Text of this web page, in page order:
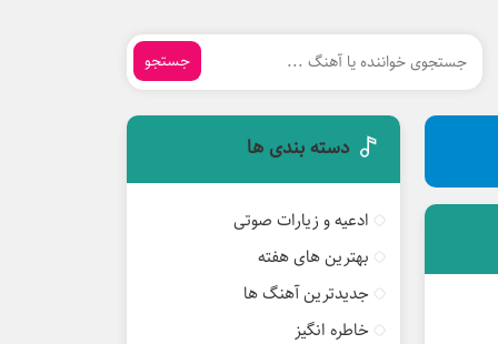
جستجو
دسته بندی ها
ادعیه و زیارات صوتی
بهترین های هفته
جدیدترین آهنگ ها
خاطره انگیز